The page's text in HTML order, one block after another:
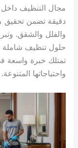
مجال التنظيف داخل
دقيقة تضمن تحقيق
والفلل والشقق.
حلول تنظيف شاملة
تمتلك خبرة واسعة
واحتياجاتها المتنوعة.